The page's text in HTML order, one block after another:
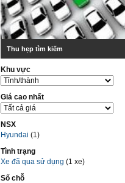
Thu hẹp tìm kiếm
Khu vực
Giá cao nhất
NSX
Hyundai(1)
Tình trạng
Xe đã qua sử dụng (1 xe)
Số chỗ